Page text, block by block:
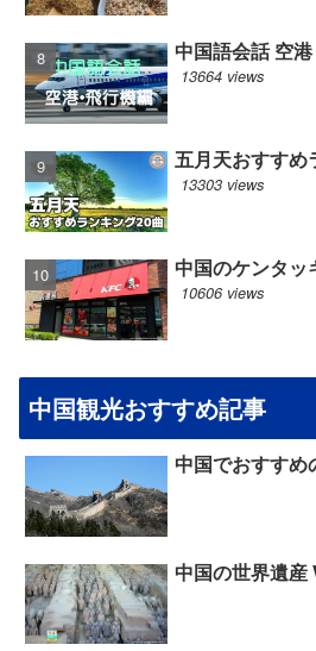
中国語会話 空
13664 views
五月天おすすめ
13303 views
中国のケンタッ
10606 views
中国観光おすすめ記事
中国でおすすめ
中国の世界遺